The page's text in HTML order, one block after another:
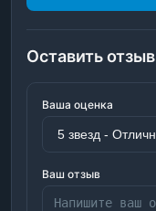
Оставить отзыв
Ваша оценка
Ваш отзыв